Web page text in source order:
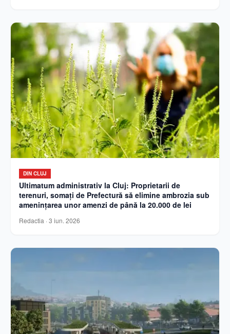
DIN CLUJ
Ultimatum administrativ la Cluj: Proprietarii de
terenuri, somați de Prefectură să elimine ambrozia sub
amenințarea unor amenzi de până la 20.000 de lei
Redactia · 3 iun. 2026